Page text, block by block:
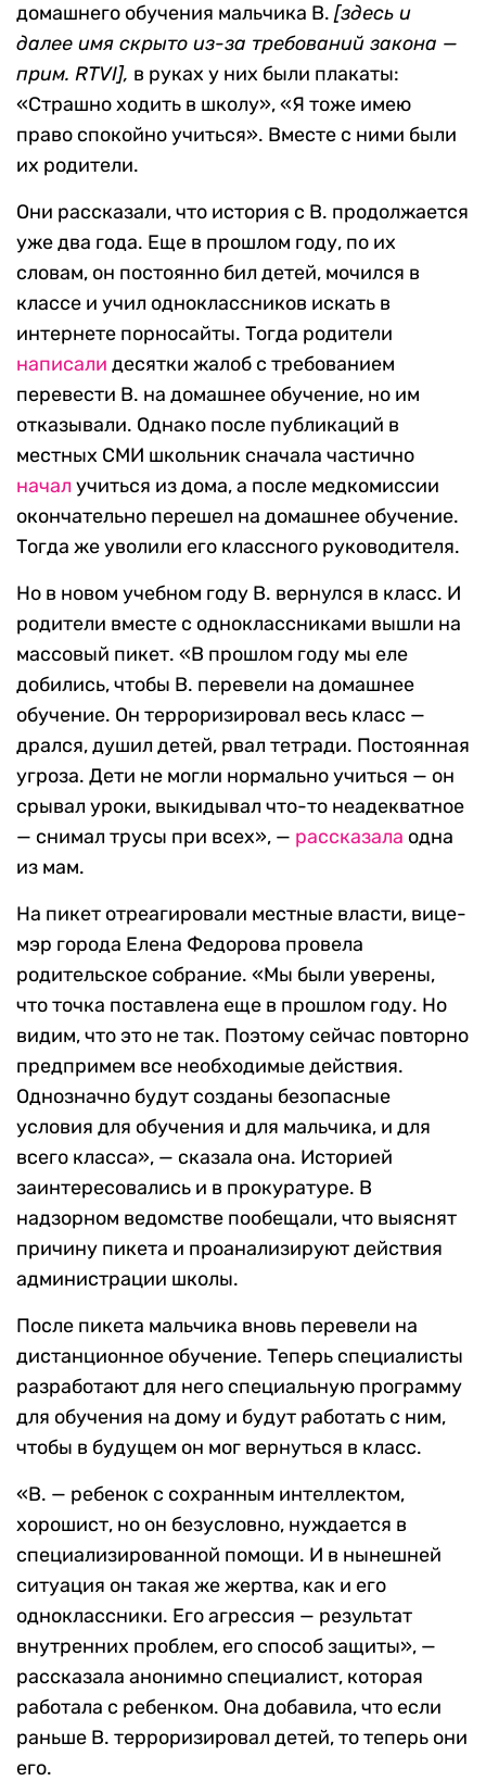
домашнего обучения мальчика В. [здесь и
далее имя скрыто из-за требований закона —
прим. RTVI], в руках у них были плакаты:
«Страшно ходить в школу», «Я тоже имею
право спокойно учиться». Вместе с ними были
их родители.
Они рассказали, что история с В. продолжается
уже два года. Еще в прошлом году, по их
словам, он постоянно бил детей, мочился в
классе и учил одноклассников искать в
интернете порносайты. Тогда родители
написали десятки жалоб с требованием
перевести В. на домашнее обучение, но им
отказывали. Однако после публикаций в
местных СМИ школьник сначала частично
начал учиться из дома, а после медкомиссии
окончательно перешел на домашнее обучение.
Тогда же уволили его классного руководителя.
Но в новом учебном году В. вернулся в класс. И
родители вместе с одноклассниками вышли на
массовый пикет. «В прошлом году мы еле
добились, чтобы В. перевели на домашнее
обучение. Он терроризировал весь класс —
дрался, душил детей, рвал тетради. Постоянная
угроза. Дети не могли нормально учиться — он
срывал уроки, выкидывал что-то неадекватное
— снимал трусы при всех», — рассказала одна
из мам.
На пикет отреагировали местные власти, вице-
мэр города Елена Федорова провела
родительское собрание. «Мы были уверены,
что точка поставлена еще в прошлом году. Но
видим, что это не так. Поэтому сейчас повторно
предпримем все необходимые действия.
Однозначно будут созданы безопасные
условия для обучения и для мальчика, и для
всего класса», — сказала она. Историей
заинтересовались и в прокуратуре. В
надзорном ведомстве пообещали, что выяснят
причину пикета и проанализируют действия
администрации школы.
После пикета мальчика вновь перевели на
дистанционное обучение. Теперь специалисты
разработают для него специальную программу
для обучения на дому и будут работать с ним,
чтобы в будущем он мог вернуться в класс.
«В. — ребенок с сохранным интеллектом,
хорошист, но он безусловно, нуждается в
специализированной помощи. И в нынешней
ситуация он такая же жертва, как и его
одноклассники. Его агрессия — результат
внутренних проблем, его способ защиты», —
рассказала анонимно специалист, которая
работала с ребенком. Она добавила, что если
раньше В. терроризировал детей, то теперь они
его.